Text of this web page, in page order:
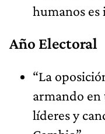
humanos es
Año Electoral
“La
armando en
líderes y